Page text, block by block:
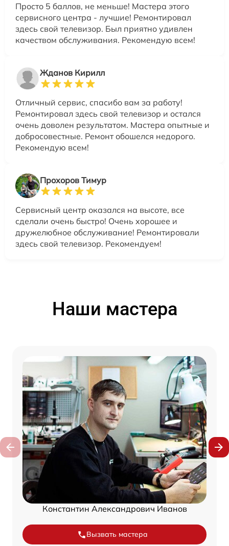
Просто 5 баллов, не меньше! Мастера этого
сервисного центра - лучшие! Ремонтировал
здесь свой телевизор. Был приятно удивлен
качеством обслуживания. Рекомендую всем!
Жданов Кирилл
Отличный сервис, спасибо вам за работу!
Ремонтировал здесь свой телевизор и остался
очень доволен результатом. Мастера опытные и
добросовестные. Ремонт обошелся недорого.
Рекомендую всем!
Прохоров Тимур
Сервисный центр оказался на высоте, все
сделали очень быстро! Очень хорошее и
дружелюбное обслуживание! Ремонтировали
здесь свой телевизор. Рекомендуем!
Наши мастера
Константин Александрович Иванов
Вызвать мастера